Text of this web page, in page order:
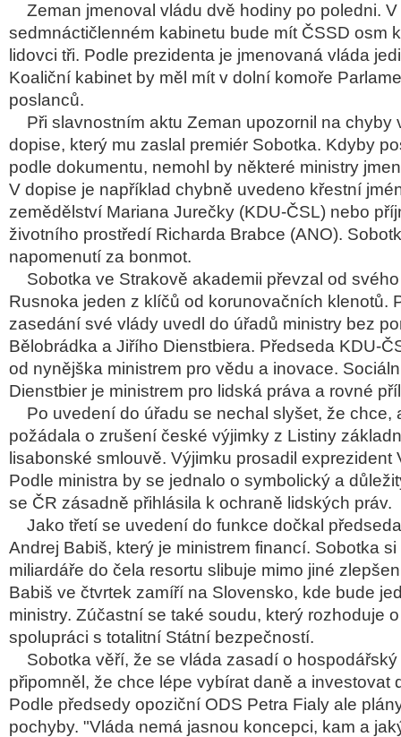
Zeman jmenoval vládu dvě hodiny po poledni. V
sedmnáctičlenném kabinetu bude mít ČSSD osm
lidovci tři. Podle prezidenta je jmenovaná vláda
Koaliční kabinet by měl mít v dolní komoře
poslanců.
Při slavnostním aktu Zeman upozornil na chyby
dopise, který mu zaslal premiér Sobotka. Kdyby
podle dokumentu, nemohl by některé ministry
V dopise je například chybně uvedeno křestní
zemědělství Mariana Jurečky (KDU-ČSL) nebo
životního prostředí Richarda Brabce (ANO).
napomenutí za bonmot.
Sobotka ve Strakově akademii převzal od
Rusnoka jeden z klíčů od korunovačních klenotů.
zasedání své vlády uvedl do úřadů ministry bez
Bělobrádka a Jiřího Dienstbiera. Předseda KDU-
od nynějška ministrem pro vědu a inovace.
Dienstbier je ministrem pro lidská práva a rovné
Po uvedení do úřadu se nechal slyšet, že chce,
požádala o zrušení české výjimky z Listiny
lisabonské smlouvě. Výjimku prosadil exprezident
Podle ministra by se jednalo o symbolický a
se ČR zásadně přihlásila k ochraně lidských práv.
Jako třetí se uvedení do funkce dočkal
Andrej Babiš, který je ministrem financí. Sobotka
miliardáře do čela resortu slibuje mimo jiné
Babiš ve čtvrtek zamíří na Slovensko, kde bude
ministry. Zúčastní se také soudu, který rozhoduje
spolupráci s totalitní Státní bezpečností.
Sobotka věří, že se vláda zasadí o hospodářský
připomněl, že chce lépe vybírat daně a investovat
Podle předsedy opoziční ODS Petra Fialy ale
pochyby. "Vláda nemá jasnou koncepci, kam a